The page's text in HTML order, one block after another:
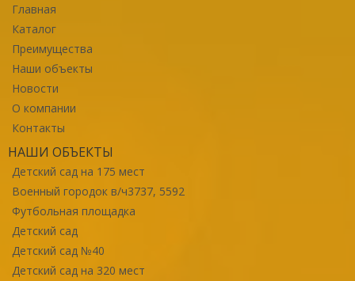
Главная
Каталог
Преимущества
Наши объекты
Новости
О компании
Контакты
НАШИ ОБЪЕКТЫ
Детский сад на 175 мест
Военный городок в/ч3737, 5592
Футбольная площадка
Детский сад
Детский сад №40
Детский сад на 320 мест